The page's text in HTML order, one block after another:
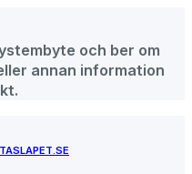
och ber om
annan information